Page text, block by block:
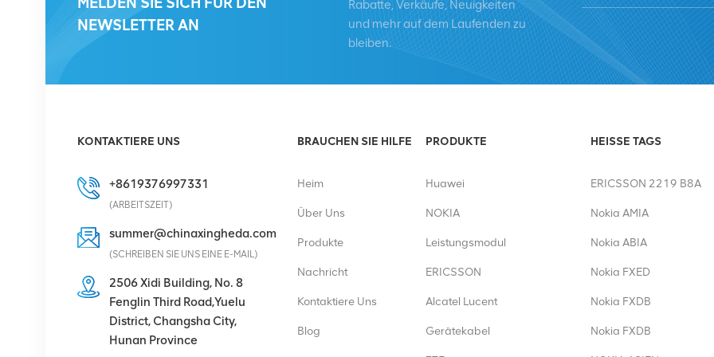
KRC 161 893/1
Funkfernbedienung
WD5M215909GB für
(2*60 W)
DETAILS ANZEIGEN
HUAWEI UBBPg1a
03050BYF für Huawei
DETAILS ANZEIGEN
Eltek Flatpack S
NEWSLETTER AN
Rabatte, Verkäufe, Neuigkeiten
und mehr auf dem Laufenden zu
bleiben.
KONTAKTIERE UNS
+8619376997331
(ARBEITSZEIT)
summer@chinaxingheda.com
(SCHREIBEN SIE UNS EINE E-MAIL)
2506 Xidi Building, No. 8
Fenglin Third Road,Yuelu
District, Changsha City,
Hunan Province
BRAUCHEN SIE HILFE
Heim
Über Uns
Produkte
Nachricht
Kontaktiere Uns
Blog
PRODUKTE
Huawei
NOKIA
Leistungsmodul
ERICSSON
Alcatel Lucent
Gerätekabel
HEISSE TAGS
ERICSSON 2219 B8A
Nokia AMIA
Nokia ABIA
Nokia FXED
Nokia FXDB
Nokia FXDB